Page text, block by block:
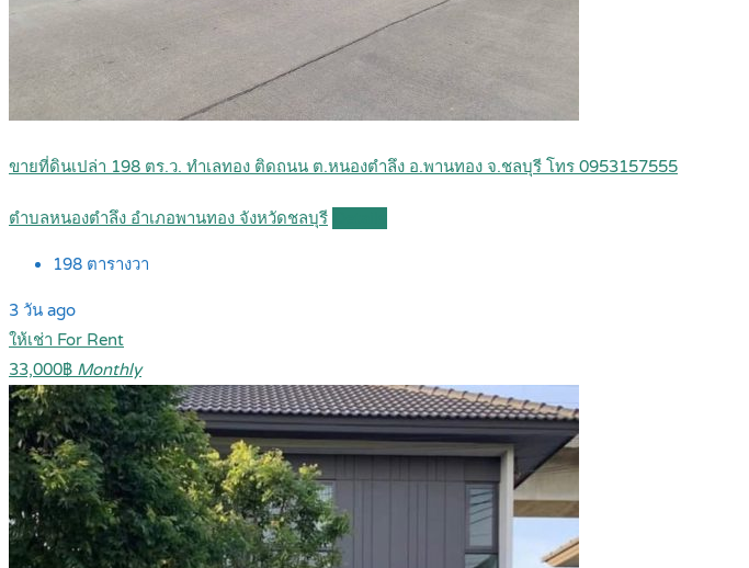
ขายที่ดินเปล่า 198 ตร.ว. ทำเลทอง ติดถนน ต.หนองตำลึง อ.พานทอง จ.ชลบุรี โทร 0953157555
ตำบลหนองตำลึง อำเภอพานทอง จังหวัดชลบุรี
198 ตารางวา
3 วัน ago
ให้เช่า For Rent
33,000฿ Monthly